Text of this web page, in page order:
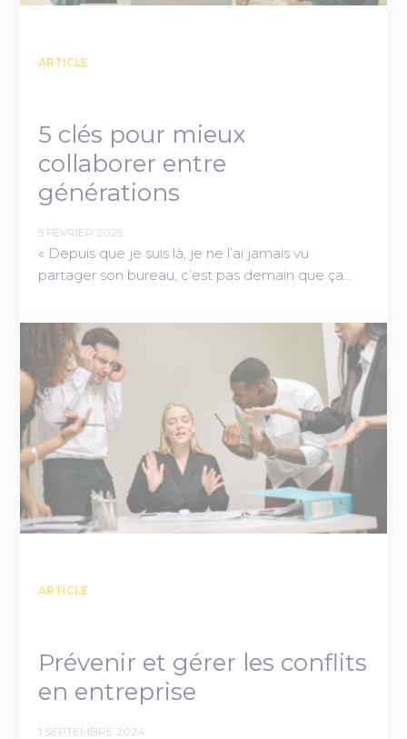
ARTICLE
5 clés pour mieux
collaborer entre
générations
5 FÉVRIER 2025
« Depuis que je suis là, je ne l’ai jamais vu
partager son bureau, c’est pas demain que ça…
ARTICLE
Prévenir et gérer les conflits
en entreprise
1 SEPTEMBRE 2024